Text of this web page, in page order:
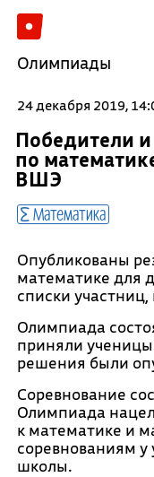
Олимпиады
24 декабря 2019,
Победители
по
ВШЭ
Математика
Опубликованы
математике для
списки
Олимпиада
приняли
решения были
Соревнование
Олимпиада
к математике и
соревнованиям
школы.